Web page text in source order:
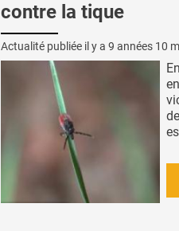
contre la tique
Actualité publiée il y a 9 années 10